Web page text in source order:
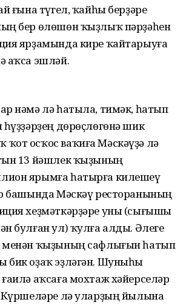
ғына түгел, ҡайһы берҙәре
бер өлөшөн ҡыҙлыҡ пәрҙәһен
ярҙамында кире ҡайтарыуға
аҡса эшләй.
нәмә лә һатыла, тимәк, һатып
дөрөҫлөгөнә шик
осҡос ваҡиға Мәскәүҙә лә
13 йәшлек ҡыҙының
ярымға һатырға килешеү
башында Мәскәү ресторанының
хеҙмәткәрҙәре уны (сығышы
булған ул) ҡулға алды. Әлеге
менән ҡыҙының сафлығын һатып
бик оҙаҡ эҙләгән. Шуныһы
аҡсаға мохтаж хәйерселәр
Күршеләре лә уларҙың йылына